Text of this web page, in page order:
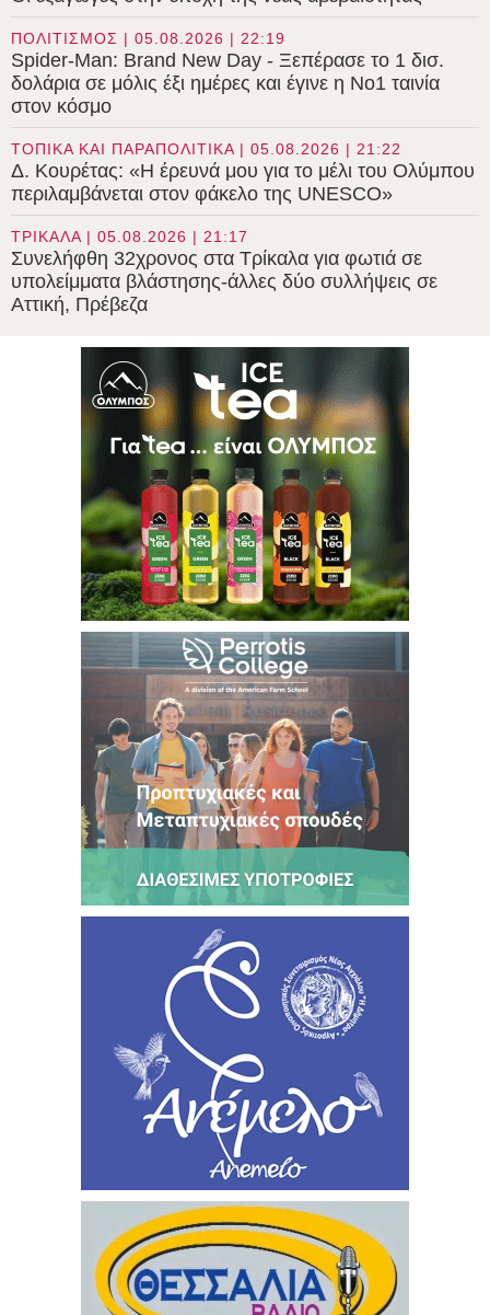
ΠΟΛΙΤΙΣΜΟΣ | 05.08.2026 | 22:19
Spider-Man: Brand New Day - Ξεπέρασε το 1 δισ.
δολάρια σε μόλις έξι ημέρες και έγινε η Νο1 ταινία
στον κόσμο
ΤΟΠΙΚΑ ΚΑΙ ΠΑΡΑΠΟΛΙΤΙΚΑ | 05.08.2026 | 21:22
Δ. Κουρέτας: «Η έρευνά μου για το μέλι του Ολύμπου
περιλαμβάνεται στον φάκελο της UNESCO»
ΤΡΙΚΑΛΑ | 05.08.2026 | 21:17
Συνελήφθη 32χρονος στα Τρίκαλα για φωτιά σε
υπολείμματα βλάστησης-άλλες δύο συλλήψεις σε
Αττική, Πρέβεζα